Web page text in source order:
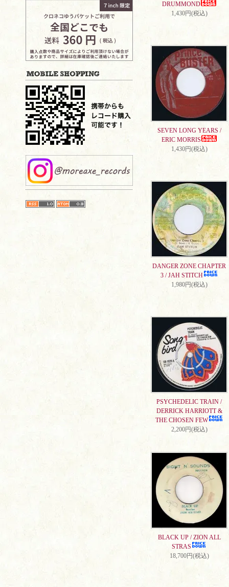
DRUMMOND
1,430円(税込)
SEVEN LONG YEARS /
ERIC MORRIS
1,430円(税込)
DANGER ZONE CHAPTER
3 / JAH STITCH
1,980円(税込)
PSYCHEDELIC TRAIN /
DERRICK HARRIOTT &
THE CHOSEN FEW
2,200円(税込)
BLACK UP / ZION ALL
STRAS
18,700円(税込)